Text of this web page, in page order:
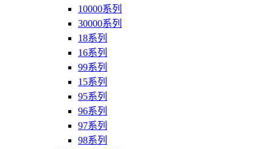
10000系列
30000系列
18系列
16系列
99系列
15系列
95系列
96系列
97系列
98系列